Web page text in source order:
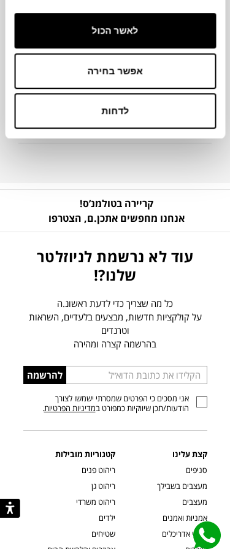
לאשר הכול
אפשר בחירה
לדחות
מידע על חומרים
מק"ט
פרטים נוספים
קריירה בטולמנ’ס!
אנחנו מחפשים אתכן.ם, הצטרפו
עוד לא נרשמת לניוזלטר
שלנו?!
כל מה שצריך כדי לדעת ראשונ.ה
על קולקציות חדשות, מבצעים בלעדיים, השראות
וטרנדים
בהרשמה קצרה ומהירה
הכניסו
כתובת
דוא”ל
להרשמה
אני מסכים כי הפרטים שמסרתי ישמשו לצורך
הודעות/תכן שיווקיות כמפורט במדיניות הפרטיות.
קצת עלינו
סניפים
מעצבים בשבילך
מעצבים
אמניות ואמנים
קשרי אדריכלים
קטגוריות מובילות
ריהוט פנים
ריהוט גן
ריהוט משרדי
ילדים
שטיחים